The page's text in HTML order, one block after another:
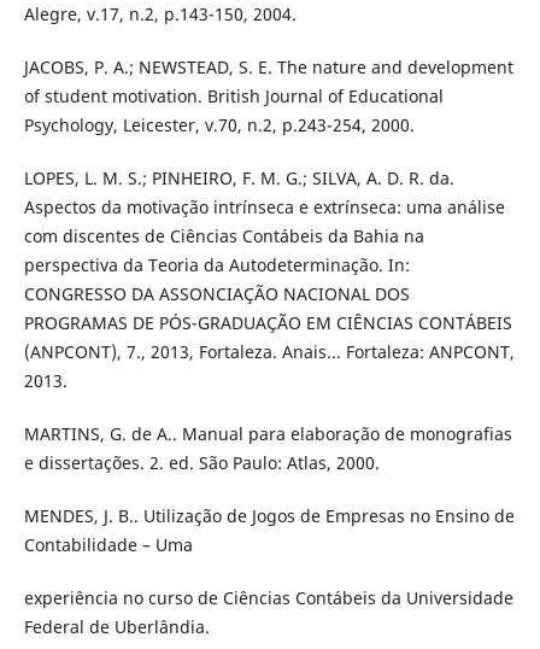
Alegre, v.17, n.2, p.143-150, 2004.
JACOBS, P. A.; NEWSTEAD, S. E. The nature and development
of student motivation. British Journal of Educational
Psychology, Leicester, v.70, n.2, p.243-254, 2000.
LOPES, L. M. S.; PINHEIRO, F. M. G.; SILVA, A. D. R. da.
Aspectos da motivação intrínseca e extrínseca: uma análise
com discentes de Ciências Contábeis da Bahia na
perspectiva da Teoria da Autodeterminação. In:
CONGRESSO DA ASSONCIAÇÃO NACIONAL DOS
PROGRAMAS DE PÓS-GRADUAÇÃO EM CIÊNCIAS CONTÁBEIS
(ANPCONT), 7., 2013, Fortaleza. Anais... Fortaleza: ANPCONT,
2013.
MARTINS, G. de A.. Manual para elaboração de monografias
e dissertações. 2. ed. São Paulo: Atlas, 2000.
MENDES, J. B.. Utilização de Jogos de Empresas no Ensino de
Contabilidade – Uma
experiência no curso de Ciências Contábeis da Universidade
Federal de Uberlândia.